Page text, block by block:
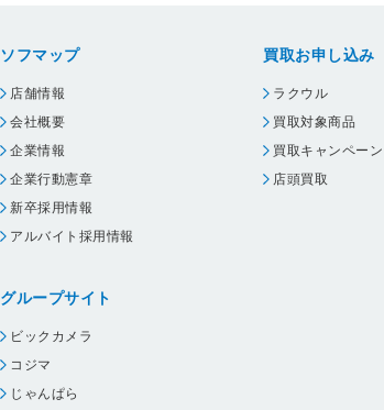
ソフマップ
店舗情報
会社概要
企業情報
企業行動憲章
新卒採用情報
アルバイト採用情報
グループサイト
ビックカメラ
コジマ
じゃんぱら
買取お申し込み
ラクウル
買取対象商品
買取キャンペーン
店頭買取